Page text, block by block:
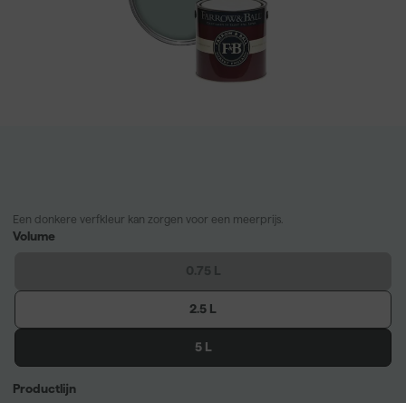
Een donkere verfkleur kan zorgen voor een meerprijs.
Volume
2.5 L
5 L
Productlijn